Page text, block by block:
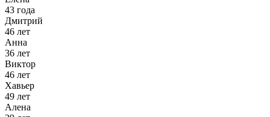
43 года
Дмитрий
46 лет
Анна
36 лет
Виктор
46 лет
Хавьер
49 лет
Алена